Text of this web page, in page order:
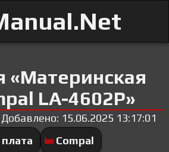
«Материнская
LA-4602P»
Добавлено: 15.06.2025 13:17:01
Compal